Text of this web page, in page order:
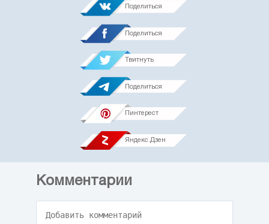
Поделиться
Поделиться
Твитнуть
Поделиться
Пинтерест
Яндекс.Дзен
Комментарии